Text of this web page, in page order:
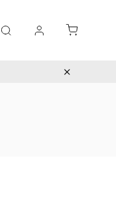
Výprodej Bižuterie